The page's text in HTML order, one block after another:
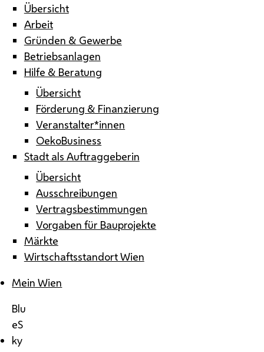
Übersicht
Arbeit
Gründen & Gewerbe
Betriebsanlagen
Hilfe & Beratung
Übersicht
Förderung & Finanzierung
Veranstalter*innen
OekoBusiness
Stadt als Auftraggeberin
Übersicht
Ausschreibungen
Vertragsbestimmungen
Vorgaben für Bauprojekte
Märkte
Wirtschaftsstandort Wien
Mein Wien
Blu
eS
ky